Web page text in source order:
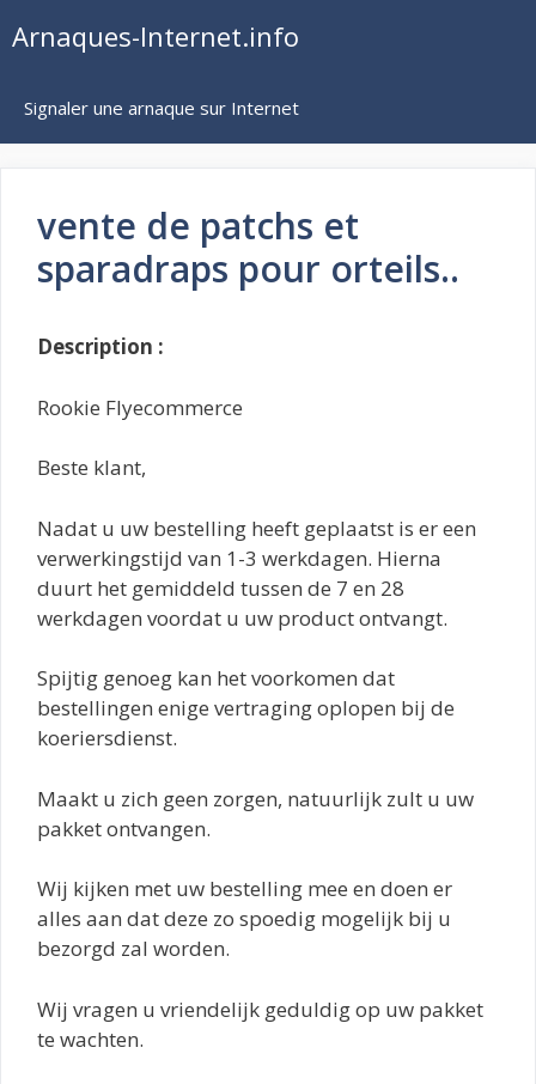
auArnaques-Internet.info
Signaler une arnaque sur Internet
vente de patchs et
sparadraps pour orteils..
Description :
Rookie Flyecommerce
Beste klant,
Nadat u uw bestelling heeft geplaatst is er een
verwerkingstijd van 1-3 werkdagen. Hierna
duurt het gemiddeld tussen de 7 en 28
werkdagen voordat u uw product ontvangt.
Spijtig genoeg kan het voorkomen dat
bestellingen enige vertraging oplopen bij de
koeriersdienst.
Maakt u zich geen zorgen, natuurlijk zult u uw
pakket ontvangen.
Wij kijken met uw bestelling mee en doen er
alles aan dat deze zo spoedig mogelijk bij u
bezorgd zal worden.
Wij vragen u vriendelijk geduldig op uw pakket
te wachten.